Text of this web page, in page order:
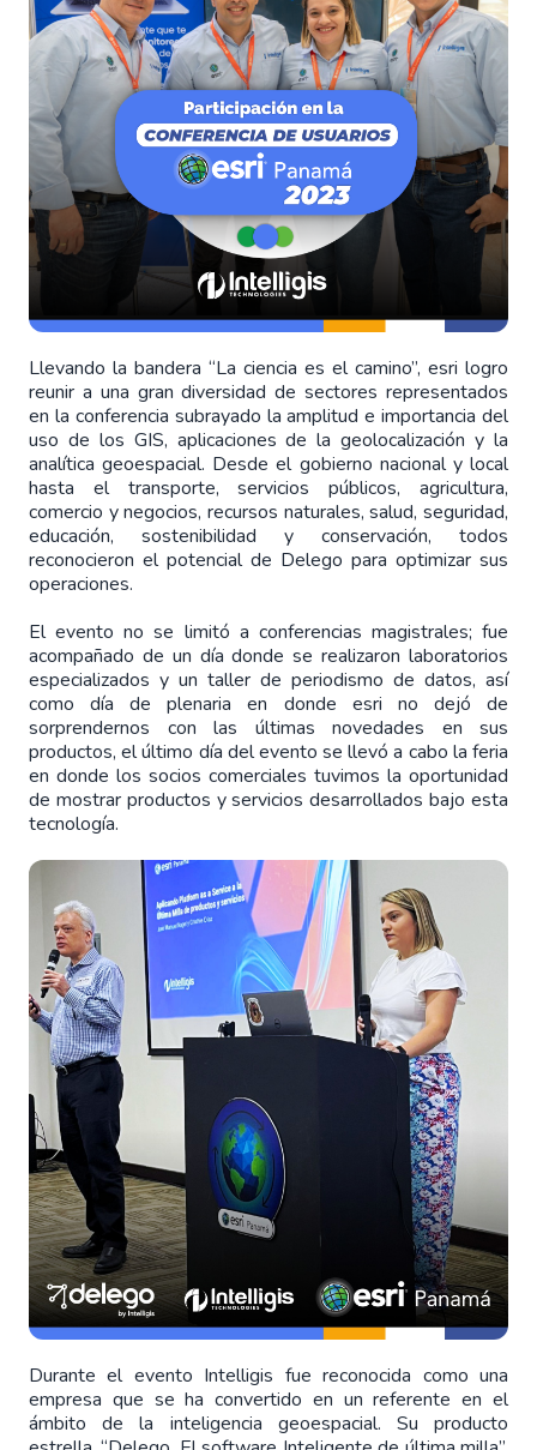
Llevando la bandera “La ciencia es el camino”, esri logro
reunir a una gran diversidad de sectores representados
en la conferencia subrayado la amplitud e importancia del
uso de los GIS, aplicaciones de la geolocalización y la
analítica geoespacial. Desde el gobierno nacional y local
hasta el transporte, servicios públicos, agricultura,
comercio y negocios, recursos naturales, salud, seguridad,
educación, sostenibilidad y conservación, todos
reconocieron el potencial de Delego para optimizar sus
operaciones.
El evento no se limitó a conferencias magistrales; fue
acompañado de un día donde se realizaron laboratorios
especializados y un taller de periodismo de datos, así
como día de plenaria en donde esri no dejó de
sorprendernos con las últimas novedades en sus
productos, el último día del evento se llevó a cabo la feria
en donde los socios comerciales tuvimos la oportunidad
de mostrar productos y servicios desarrollados bajo esta
tecnología.
Durante el evento Intelligis fue reconocida como una
empresa que se ha convertido en un referente en el
ámbito de la inteligencia geoespacial. Su producto